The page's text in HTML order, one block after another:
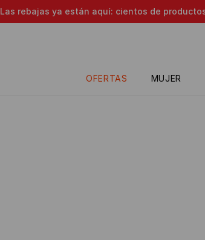
Las rebajas ya están aquí: cientos de
OFERTAS MUJER